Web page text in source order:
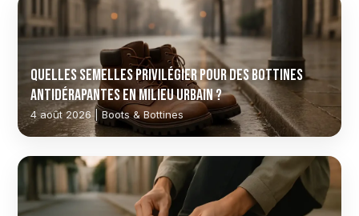
Quelles semelles privilégier pour des bottines
antidérapantes en milieu urbain ?
4 août 2026 | Boots & Bottines